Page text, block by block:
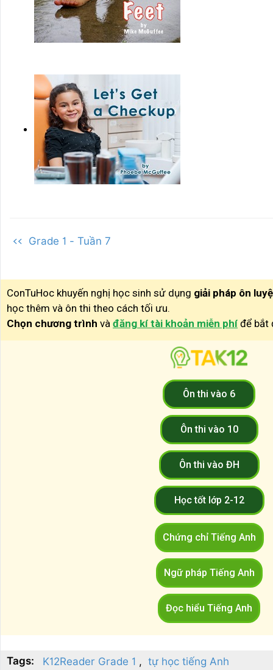
<< Grade 1 - Tuần 7
ConTuHoc khuyến nghị học sinh sử dụng giải pháp ôn
học thêm và ôn thi theo cách tối ưu.
Chọn chương trình và đăng kí tài khoản miễn phí để bắt
Ôn thi vào 6
Ôn thi vào 10
Ôn thi vào ĐH
Học tốt lớp 2-12
Chứng chỉ Tiếng Anh
Ngữ pháp Tiếng Anh
Đọc hiểu Tiếng Anh
Tags: K12Reader Grade 1 tự học tiếng Anh